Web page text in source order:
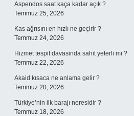
Aspendos saat kaça kadar açık ?
Temmuz 25, 2026
Kas ağrısını en hızlı ne geçirir ?
Temmuz 24, 2026
Hizmet tespit davasinda sahit yeterli mi ?
Temmuz 22, 2026
Akaid kısaca ne anlama gelir ?
Temmuz 20, 2026
Türkiye’nin ilk barajı neresidir ?
Temmuz 18, 2026